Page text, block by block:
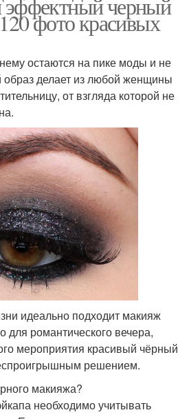
фото красивых
остаются на пике моды и не
образ делает из любой женщины
от взгляда которой не
идеально подходит макияж
для романтического вечера,
мероприятия красивый чёрный
решением.
макияжа?
необходимо учитывать